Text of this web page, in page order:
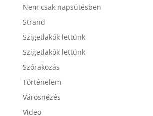
Nem csak napsütésben
Strand
Szigetlakók lettünk
Szigetlakók lettünk
Szórakozás
Történelem
Városnézés
Video